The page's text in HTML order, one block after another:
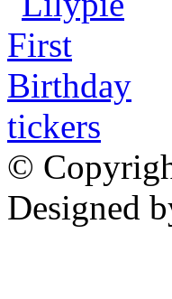
©
Designed